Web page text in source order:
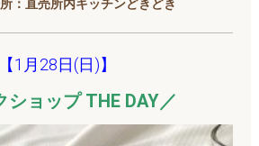
：直売所内キッチンどきどき
【1月28日(日)】
ショップ THE DAY／